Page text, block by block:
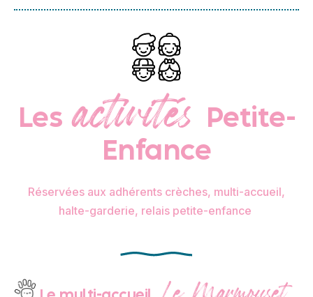
Les activités
Petite-
Enfance
Réservées aux adhérents crèches, multi-accueil,
halte-garderie, relais petite-enfance